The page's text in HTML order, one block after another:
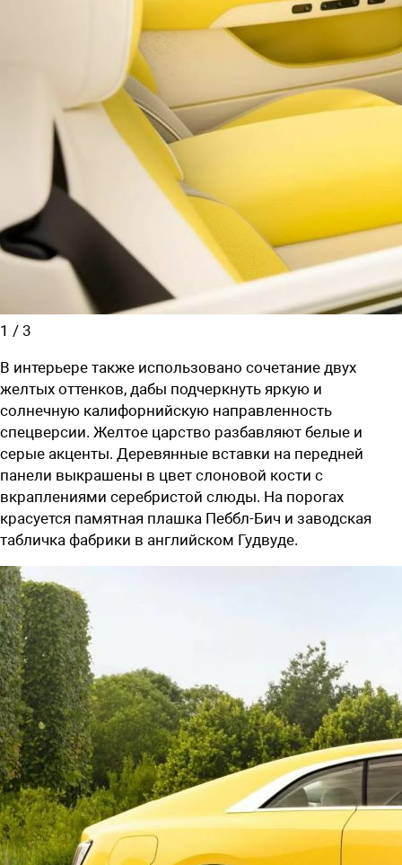
1 / 3
В интерьере также использовано сочетание двух
желтых оттенков, дабы подчеркнуть яркую и
солнечную калифорнийскую направленность
спецверсии. Желтое царство разбавляют белые и
серые акценты. Деревянные вставки на передней
панели выкрашены в цвет слоновой кости с
вкраплениями серебристой слюды. На порогах
красуется памятная плашка Пеббл-Бич и заводская
табличка фабрики в английском Гудвуде.